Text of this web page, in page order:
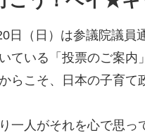
日（日）は参議院議員
ている「投票のご案内
らこそ、日本の子育て
一人がそれを心で思っ